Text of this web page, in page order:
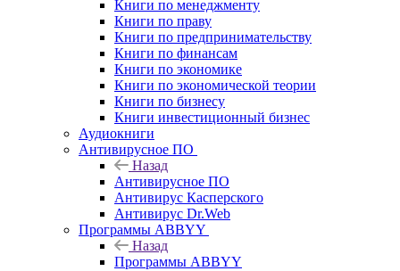
Книги по менеджменту
Книги по праву
Книги по предпринимательству
Книги по финансам
Книги по экономике
Книги по экономической теории
Книги по бизнесу
Книги инвестиционный бизнес
Аудиокниги
Антивирусное ПО
Назад
Антивирусное ПО
Антивирус Касперского
Антивирус Dr.Web
Программы ABBYY
Назад
Программы ABBYY